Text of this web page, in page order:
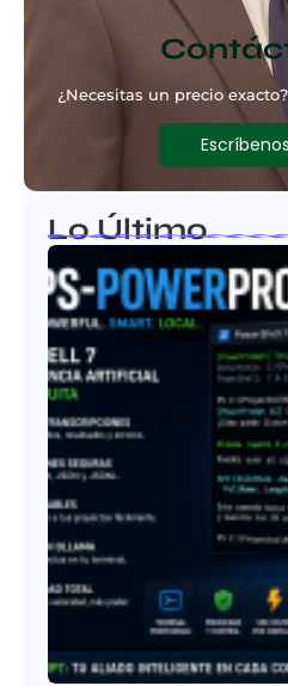
¿Necesitas un precio
Lo Último